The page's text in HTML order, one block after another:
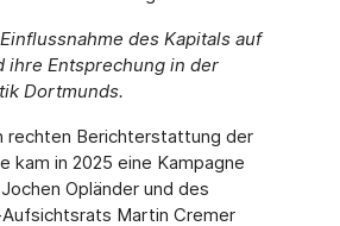
des Kapitals auf
ihre Entsprechung in der
Dortmunds.
rechten Berichterstattung der
kam in 2025 eine Kampagne
Opländer und des
Martin Cremer